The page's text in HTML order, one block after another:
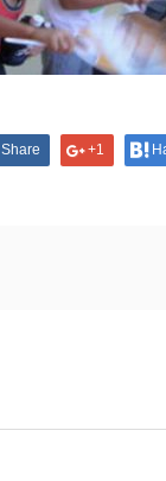
Share +1